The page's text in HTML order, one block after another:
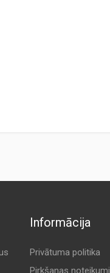
Informācija
Privātuma politika
Pirkšanas noteikumi